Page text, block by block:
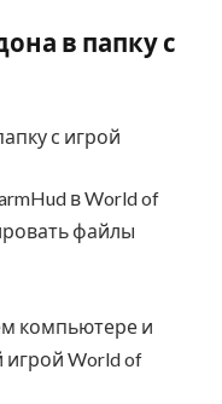
в папку с
в World of
файлы
компьютере и
игрой World of